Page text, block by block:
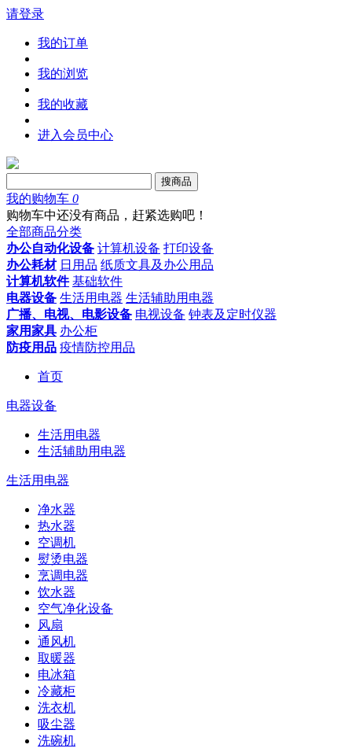
请登录
我的订单
我的浏览
我的收藏
进入会员中心
搜商品
我的购物车 0
购物车中还没有商品，赶紧选购吧！
全部商品分类
办公自动化设备 计算机设备 打印设备
办公耗材 日用品 纸质文具及办公用品
计算机软件 基础软件
电器设备 生活用电器 生活辅助用电器
广播、电视、电影设备 电视设备 钟表及定时仪器
家用家具 办公柜
防疫用品 疫情防控用品
首页
电器设备
生活用电器
生活辅助用电器
生活用电器
净水器
热水器
空调机
熨烫电器
烹调电器
饮水器
空气净化设备
风扇
通风机
取暖器
电冰箱
冷藏柜
洗衣机
吸尘器
洗碗机